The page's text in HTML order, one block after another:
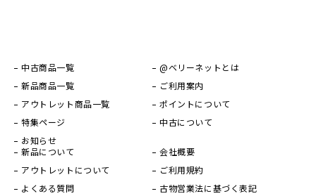
中古商品一覧
新品商品一覧
アウトレット商品一覧
特集ページ
お知らせ
@ベリーネットとは
ご利用案内
ポイントについて
中古について
新品について
アウトレットについて
よくある質問
会社概要
ご利用規約
古物営業法に基づく表記